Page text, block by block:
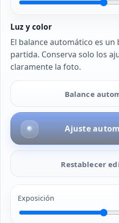
Luz y color
El balance automático es
partida. Conserva solo los
claramente la foto.
Balance
Ajuste
Restablecer
Exposición